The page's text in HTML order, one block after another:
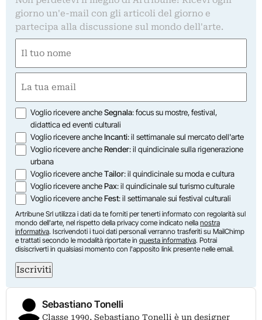
giorno un'e-mail con gli articoli del giorno e
partecipa alla discussione sul mondo dell'arte.
(Obbligatorio)
Nome
(Obbligatorio)
Opzioni
Voglio ricevere ancheSegnala: focus su mostre, festival,
didattica ed eventi culturali
Voglio ricevere ancheIncanti: il settimanale sul mercato dell'arte
Voglio ricevere ancheRender: il quindicinale sulla rigenerazione
urbana
Voglio ricevere ancheTailor: il quindicinale su moda e cultura
Voglio ricevere anchePax: il quindicinale sul turismo culturale
Voglio ricevere ancheFest: il settimanale sui festival culturali
Artribune Srl utilizza i dati da te forniti per tenerti informato con regolarità sul
mondo dell'arte, nel rispetto della privacy come indicato nella nostra
informativa. Iscrivendoti i tuoi dati personali verranno trasferiti su MailChimp
e trattati secondo le modalità riportate in questa informativa. Potrai
disiscriverti in qualsiasi momento con l'apposito link presente nelle email.
Iscriviti
Sebastiano Tonelli
Classe 1990, Sebastiano Tonelli è un designer